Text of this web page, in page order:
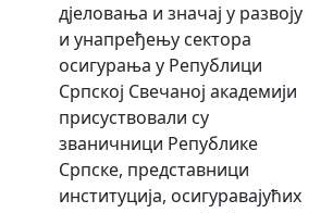
5
.
2
0
2
6
.
г
о
4
.
м
а
р
т
а
н
о
м
р
о
к
у
п
о
с
л
о
в
а
з
и
с
у
с
т
в
о
а
з
а
с
т
у
п
а
дјеловања и значај у развоју
и унапређењу сектора
осигурања у Републици
Српској Свечаној академији
присуствовали су
званичници Републике
Српске, представници
институција, осигуравајућих